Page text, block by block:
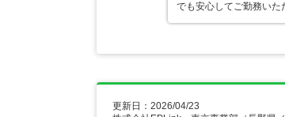
でも安心してご勤務い
更新日：2026/04/23